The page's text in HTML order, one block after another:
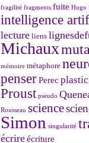
fragilité fragments fuite Hugo
intelligence
lecture liens
Michaux
mémoire métaphore
penserPerec
Proust pseudo
Rousseau science
Simon singularité
écrireécriture